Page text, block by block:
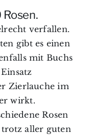
verfallen.
gibt es einen
mit Buchs
Zierlauche im
wirkt.
Rosen
aller guten